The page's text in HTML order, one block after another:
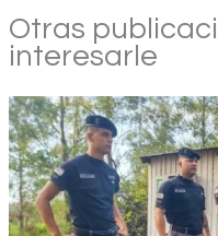
Otras
interesarle